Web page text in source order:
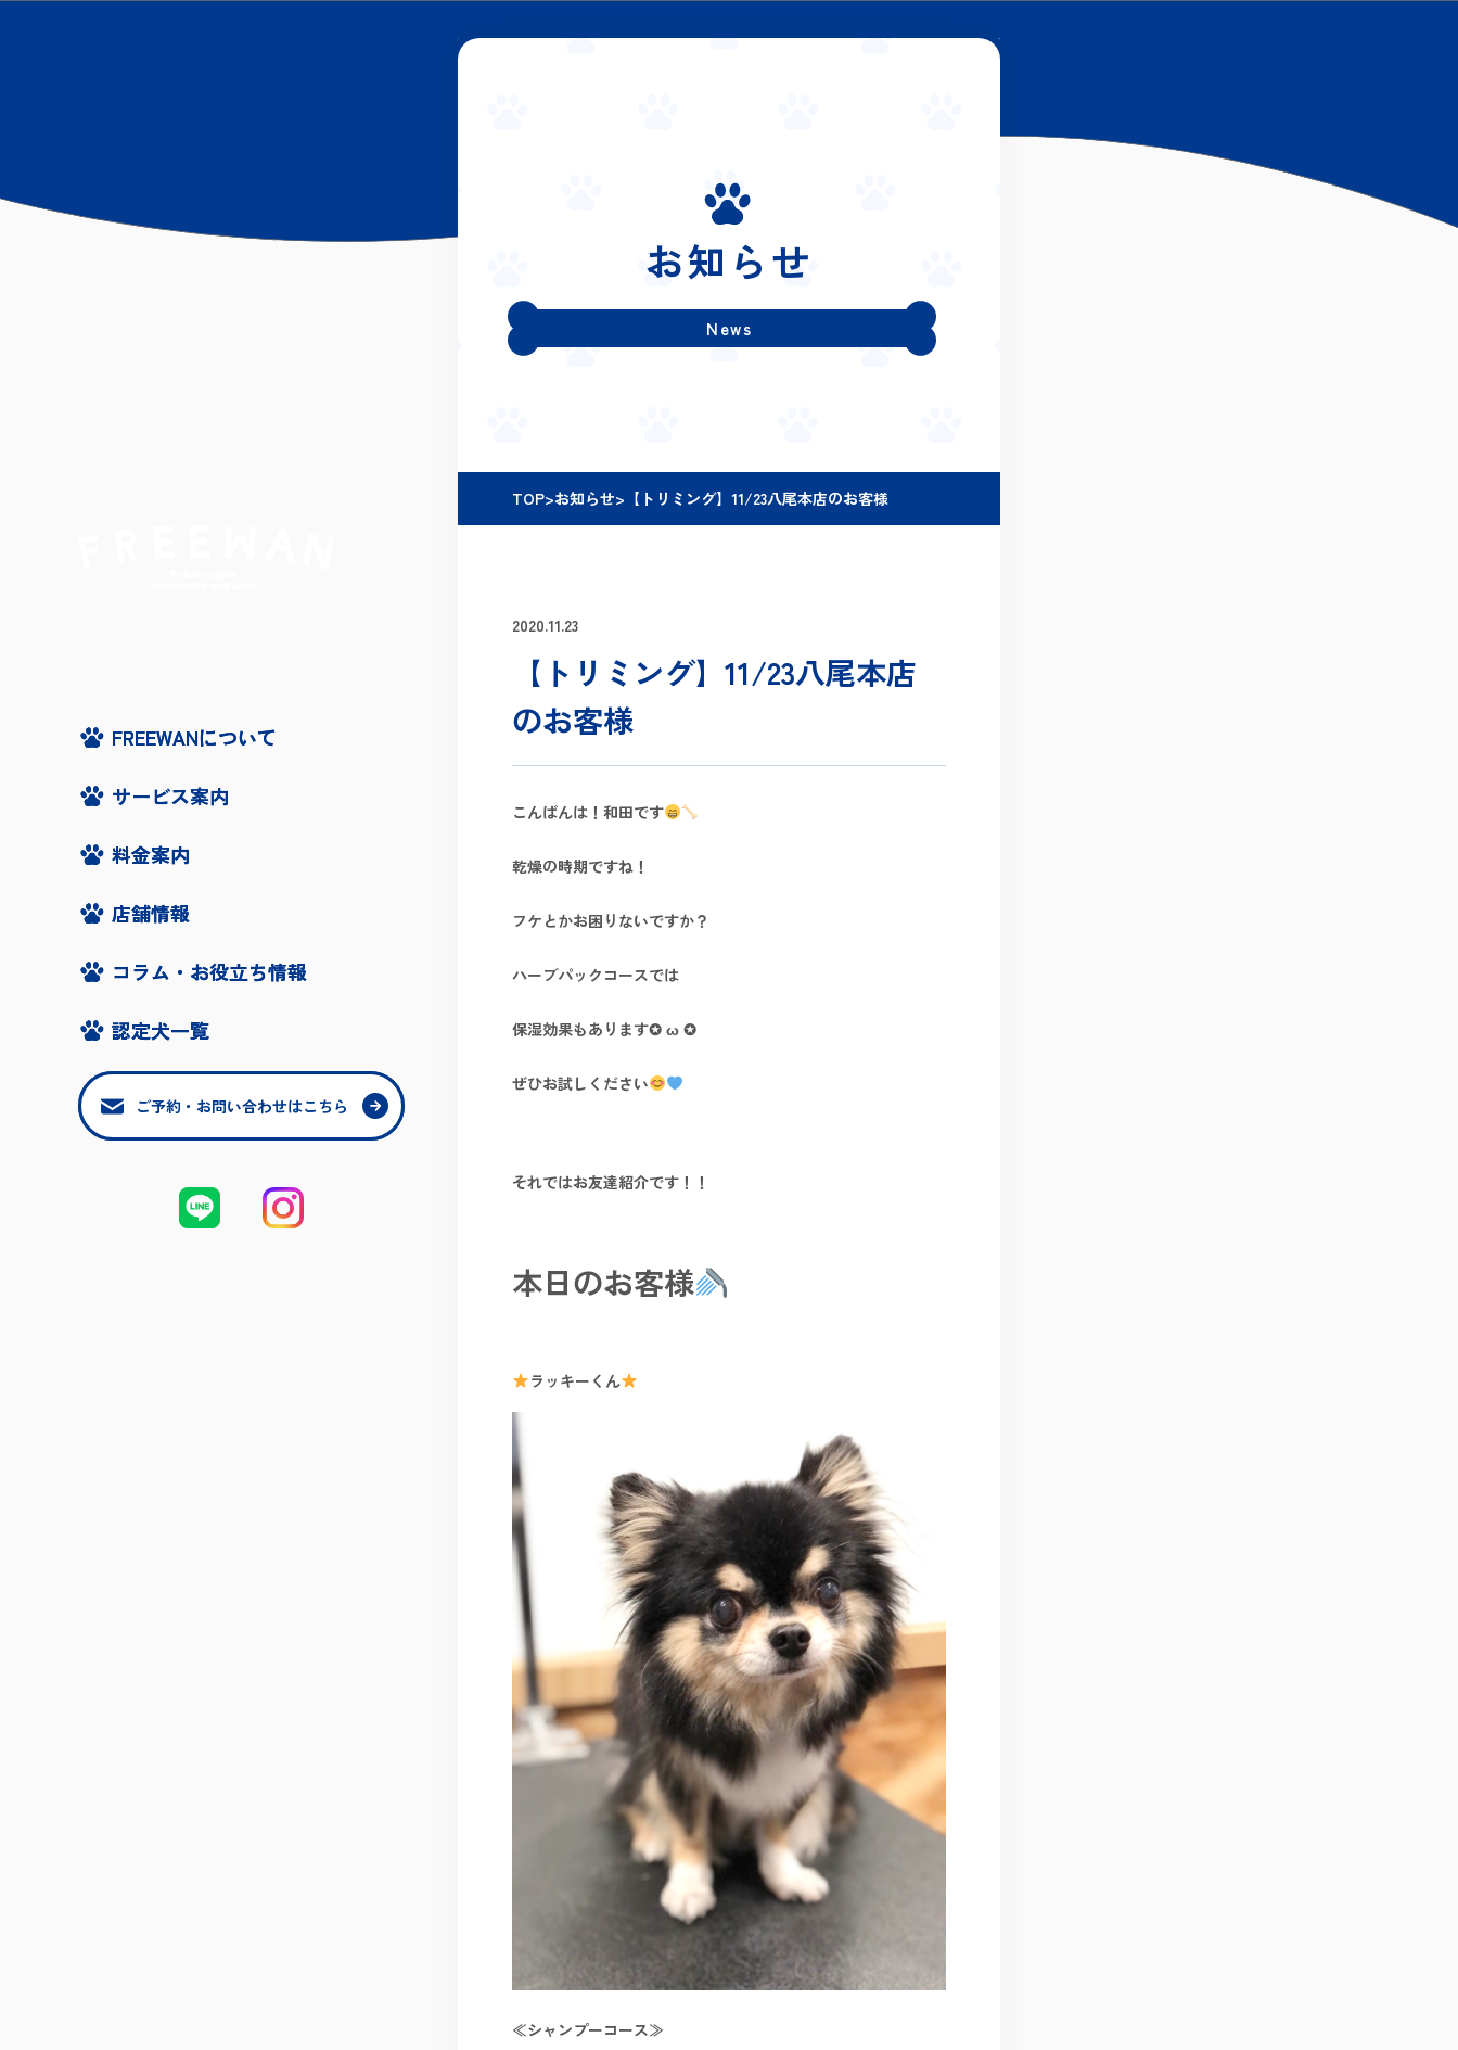
FREEWANについて
サービス案内
料金案内
店舗情報
コラム・お役立ち情報
認定犬一覧
ご予約・お問い合わせはこちら
FREEWANについて
サービス案内
料金案内
店舗情報
コラム・お役立ち情報
認定犬一覧
ご予約・お問い合わせはこちら
お知らせ
News
TOP>お知らせ> 【トリミング】11/23八尾本店のお客様
2020.11.23
【トリミング】11/23八尾本店
のお客様
こんばんは！和田です
乾燥の時期ですね！
フケとかお困りないですか？
ハーブパックコースでは
保湿効果もあります✪ ω ✪
ぜひお試しください
それではお友達紹介です！！
本日のお客様
ラッキーくん
≪シャンプーコース≫